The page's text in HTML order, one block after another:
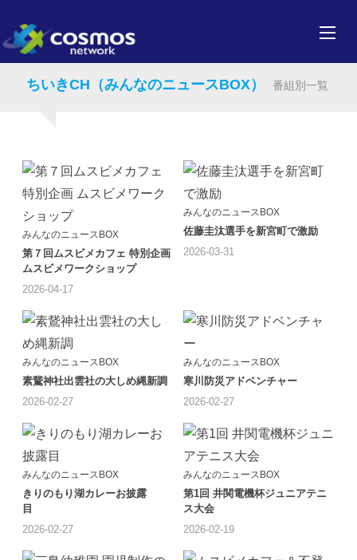
ちいきCH（みんなのニュースBOX） 番組別一覧
みんなのニュースBOX
第７回ムスビメカフェ 特別企画
ムスビメワークショップ
2026-04-17
みんなのニュースBOX
佐藤圭汰選手を新宮町で激励
2026-03-31
みんなのニュースBOX
素鵞神社出雲社の大しめ縄新調
2026-02-27
みんなのニュースBOX
寒川防災アドベンチャー
2026-02-27
みんなのニュースBOX
きりのもり湖カレーお披露
目
2026-02-27
みんなのニュースBOX
第1回 井関電機杯ジュニアテニ
ス大会
2026-02-19